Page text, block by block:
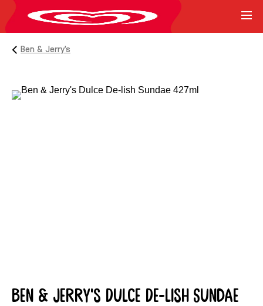
Ben & Jerry’s
Ben & Jerry's Dulce De-lish Sundae